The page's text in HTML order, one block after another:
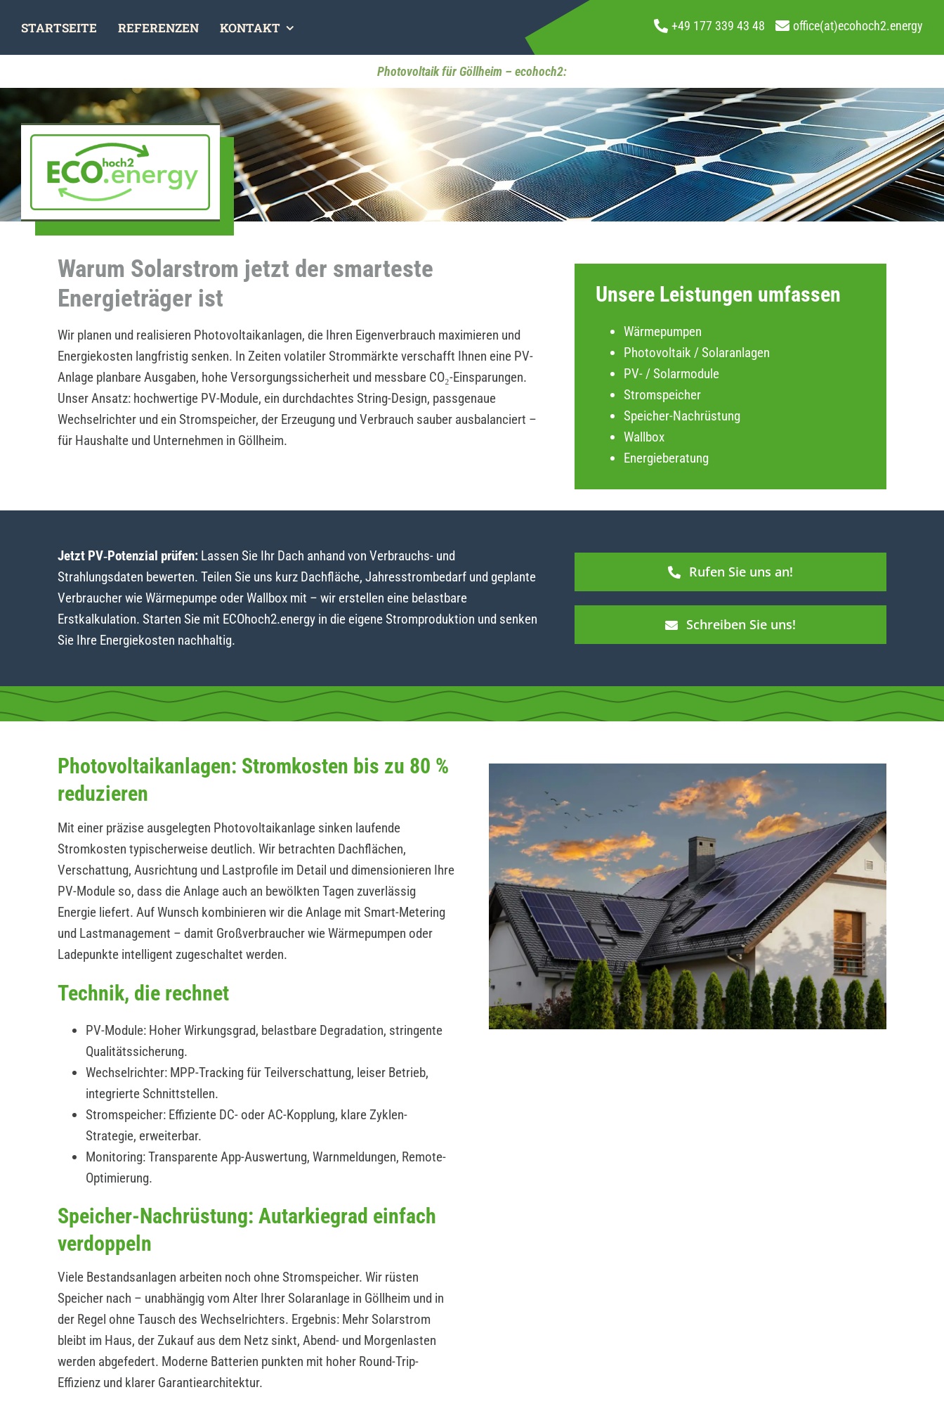
content
STARTSEITE REFERENZEN KONTAKT +49 177 339 43 48 office(at)ecohoch2.energy
Photovoltaik für Göllheim – ecohoch2:
Warum Solarstrom jetzt der smarteste
Energieträger ist
Wir planen und realisieren Photovoltaikanlagen, die Ihren Eigenverbrauch maximieren und
Energiekosten langfristig senken. In Zeiten volatiler Strommärkte verschafft Ihnen eine PV-
Anlage planbare Ausgaben, hohe Versorgungssicherheit und messbare CO₂-Einsparungen.
Unser Ansatz: hochwertige PV-Module, ein durchdachtes String-Design, passgenaue
Wechselrichter und ein Stromspeicher, der Erzeugung und Verbrauch sauber ausbalanciert –
für Haushalte und Unternehmen in Göllheim.
Unsere Leistungen umfassen
Wärmepumpen
Photovoltaik / Solaranlagen
PV- / Solarmodule
Stromspeicher
Speicher-Nachrüstung
Wallbox
Energieberatung
Jetzt PV‑Potenzial prüfen:Lassen Sie Ihr Dach anhand von Verbrauchs- und
Strahlungsdaten bewerten. Teilen Sie uns kurz Dachfläche, Jahresstrombedarf und geplante
Verbraucher wie Wärmepumpe oder Wallbox mit – wir erstellen eine belastbare
Erstkalkulation. Starten Sie mit ECOhoch2.energy in die eigene Stromproduktion und senken
Sie Ihre Energiekosten nachhaltig.
Rufen Sie uns an!
Schreiben Sie uns!
Photovoltaikanlagen: Stromkosten bis zu 80 %
reduzieren
Mit einer präzise ausgelegten Photovoltaikanlage sinken laufende
Stromkosten typischerweise deutlich. Wir betrachten Dachflächen,
Verschattung, Ausrichtung und Lastprofile im Detail und dimensionieren Ihre
PV-Module so, dass die Anlage auch an bewölkten Tagen zuverlässig
Energie liefert. Auf Wunsch kombinieren wir die Anlage mit Smart-Metering
und Lastmanagement – damit Großverbraucher wie Wärmepumpen oder
Ladepunkte intelligent zugeschaltet werden.
Technik, die rechnet
PV-Module: Hoher Wirkungsgrad, belastbare Degradation, stringente
Qualitätssicherung.
Wechselrichter: MPP-Tracking für Teilverschattung, leiser Betrieb,
integrierte Schnittstellen.
Stromspeicher: Effiziente DC- oder AC-Kopplung, klare Zyklen-
Strategie, erweiterbar.
Monitoring: Transparente App-Auswertung, Warnmeldungen, Remote-
Optimierung.
Speicher-Nachrüstung: Autarkiegrad einfach
verdoppeln
Viele Bestandsanlagen arbeiten noch ohne Stromspeicher. Wir rüsten
Speicher nach – unabhängig vom Alter Ihrer Solaranlage in Göllheim und in
der Regel ohne Tausch des Wechselrichters. Ergebnis: Mehr Solarstrom
bleibt im Haus, der Zukauf aus dem Netz sinkt, Abend- und Morgenlasten
werden abgefedert. Moderne Batterien punkten mit hoher Round-Trip-
Effizienz und klarer Garantiearchitektur.